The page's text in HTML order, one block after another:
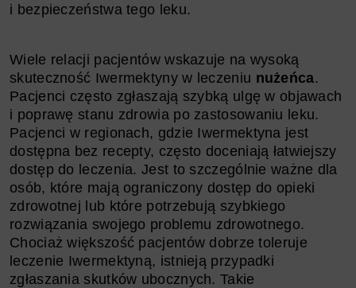
i bezpieczeństwa tego leku.
Wiele relacji pacjentów wskazuje na wysoką
skuteczność Iwermektyny w leczeniu nużeńca.
Pacjenci często zgłaszają szybką ulgę w objawach
i poprawę stanu zdrowia po zastosowaniu leku.
Pacjenci w regionach, gdzie Iwermektyna jest
dostępna bez recepty, często doceniają łatwiejszy
dostęp do leczenia. Jest to szczególnie ważne dla
osób, które mają ograniczony dostęp do opieki
zdrowotnej lub które potrzebują szybkiego
rozwiązania swojego problemu zdrowotnego.
Chociaż większość pacjentów dobrze toleruje
leczenie Iwermektyną, istnieją przypadki
zgłaszania skutków ubocznych. Takie